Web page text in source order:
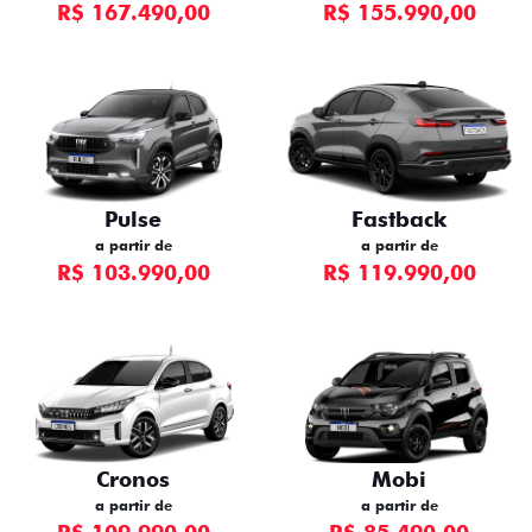
R$ 167.490,00 R$ 155.990,00
Pulse
a partir de
R$ 103.990,00
Fastback
a partir de
R$ 119.990,00
Cronos
a partir de
Mobi
a partir de